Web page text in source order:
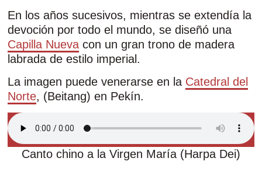
En los años sucesivos, mientras se extendía la
devoción por todo el mundo, se diseñó una
Capilla Nueva con un gran trono de madera
labrada de estilo imperial.
La imagen puede venerarse en la Catedral del
Norte, (Beitang) en Pekín.
Canto chino a la Virgen María (Harpa Dei)